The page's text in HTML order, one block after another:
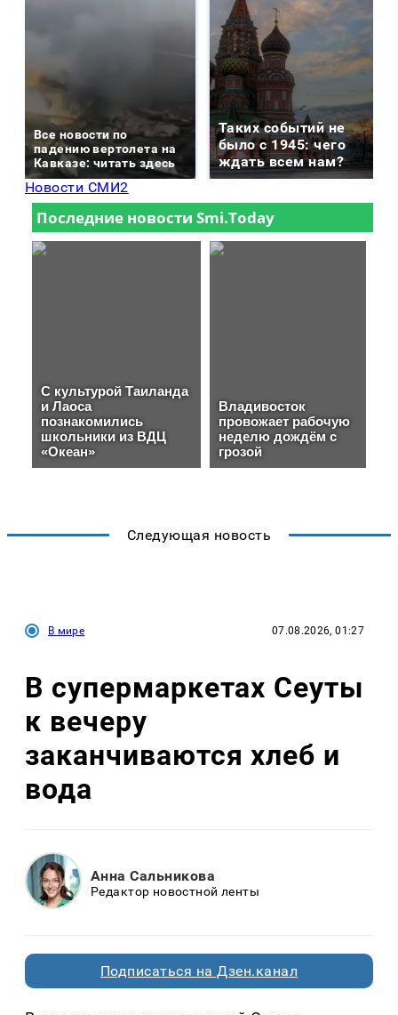
Все новости по
падению вертолета на
Кавказе: читать здесь
Таких событий не
было с 1945: чего
ждать всем нам?
Новости СМИ2
Следующая новость
В мире 07.08.2026, 01:27
В супермаркетах Сеуты
к вечеру
заканчиваются хлеб и
вода
Анна Сальникова
Редактор новостной ленты
Подписаться на Дзен.канал